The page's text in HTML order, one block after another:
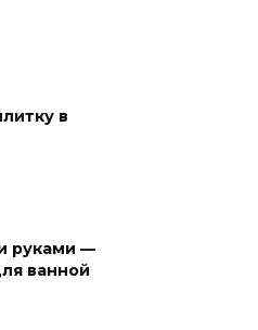
в
руками —
ванной